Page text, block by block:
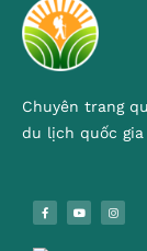
Chuyên trang
du lịch quốc gia